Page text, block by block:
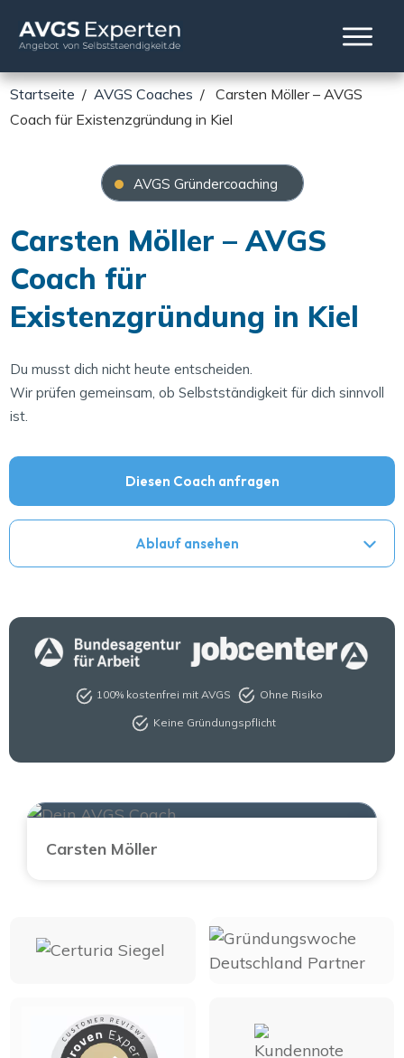
Startseite / AVGS Coaches / Carsten Möller – AVGS
Coach für Existenzgründung in Kiel
AVGS Gründercoaching
Carsten Möller – AVGS
Coach für
Existenzgründung in Kiel
Du musst dich nicht heute entscheiden.
Wir prüfen gemeinsam, ob Selbstständigkeit für dich sinnvoll
ist.
Diesen Coach anfragen
Ablauf ansehen
Keine Gründungspflicht
Ohne Risiko
100% kostenfrei mit AVGS
Carsten Möller